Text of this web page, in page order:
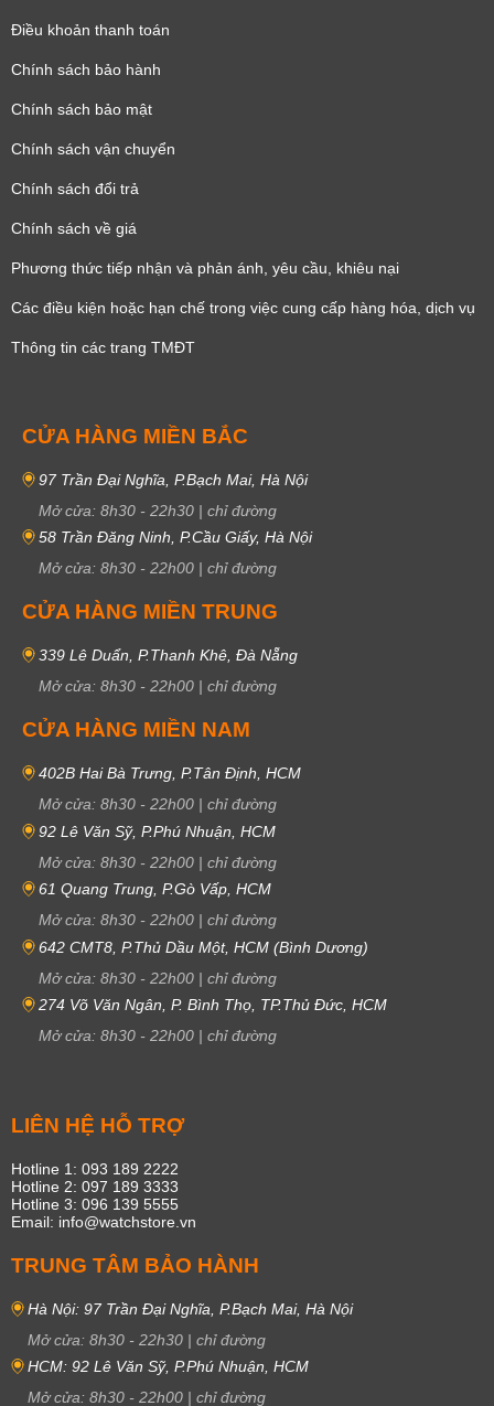
Điều khoản thanh toán
Chính sách bảo hành
Chính sách bảo mật
Chính sách vận chuyển
Chính sách đổi trả
Chính sách về giá
Phương thức tiếp nhận và phản ánh, yêu cầu, khiêu nại
Các điều kiện hoặc hạn chế trong việc cung cấp hàng hóa, dịch vụ
Thông tin các trang TMĐT
CỬA HÀNG MIỀN BẮC
97 Trần Đại Nghĩa, P.Bạch Mai, Hà Nội
Mở cửa: 8h30 - 22h30 | chỉ đường
58 Trần Đăng Ninh, P.Cầu Giấy, Hà Nội
Mở cửa: 8h30 - 22h00 | chỉ đường
CỬA HÀNG MIỀN TRUNG
339 Lê Duẩn, P.Thanh Khê, Đà Nẵng
Mở cửa: 8h30 - 22h00 | chỉ đường
CỬA HÀNG MIỀN NAM
402B Hai Bà Trưng, P.Tân Định, HCM
Mở cửa: 8h30 - 22h00 | chỉ đường
92 Lê Văn Sỹ, P.Phú Nhuận, HCM
Mở cửa: 8h30 - 22h00 | chỉ đường
61 Quang Trung, P.Gò Vấp, HCM
Mở cửa: 8h30 - 22h00 | chỉ đường
642 CMT8, P.Thủ Dầu Một, HCM (Bình Dương)
Mở cửa: 8h30 - 22h00 | chỉ đường
274 Võ Văn Ngân, P. Bình Thọ, TP.Thủ Đức, HCM
Mở cửa: 8h30 - 22h00 | chỉ đường
LIÊN HỆ HỖ TRỢ
Hotline 1: 093 189 2222
Hotline 2: 097 189 3333
Hotline 3: 096 139 5555
Email: info@watchstore.vn
TRUNG TÂM BẢO HÀNH
Hà Nội: 97 Trần Đại Nghĩa, P.Bạch Mai, Hà Nội
Mở cửa: 8h30 - 22h30 | chỉ đường
HCM: 92 Lê Văn Sỹ, P.Phú Nhuận, HCM
Mở cửa: 8h30 - 22h00 | chỉ đường